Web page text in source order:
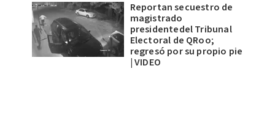
Reportan secuestro de
magistrado
presidentedel Tribunal
Electoral de QRoo;
regresó por su propio pie
| VIDEO